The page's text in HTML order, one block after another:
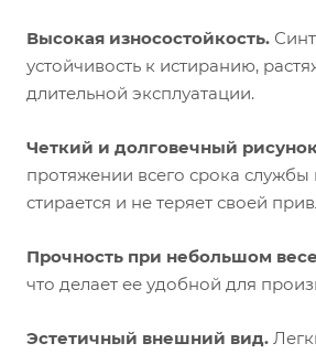
Высокая износостойкость.
устойчивость к истиранию,
длительной эксплуатации.
Четкий и долговечный
протяжении всего срока
стирается и не теряет своей
Прочность при небольшом
что делает ее удобной для
Эстетичный внешний вид.